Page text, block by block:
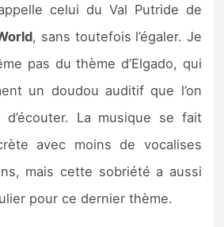
celui du Val Putride de
, sans toutefois l’égaler. Je
pas du thème d’Elgado, qui
un doudou auditif que l’on
La musique se fait
avec moins de vocalises
mais cette sobriété a aussi
pour ce dernier thème.